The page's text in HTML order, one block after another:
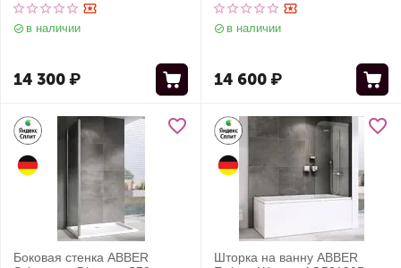
в наличии
14 300₽
в наличии
14 600₽
Боковая стенка ABBER
Шторка на ванну ABBER